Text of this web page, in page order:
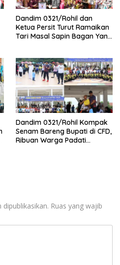
Dandim 0321/Rohil dan
Ketua Persit Turut Ramaikan
Tari Masal Sapin Bagan Yang
Dandim 0321/Rohil Kompak
Senam Bareng Bupati di CFD,
Ribuan Warga Padati
Ruas yang wajib